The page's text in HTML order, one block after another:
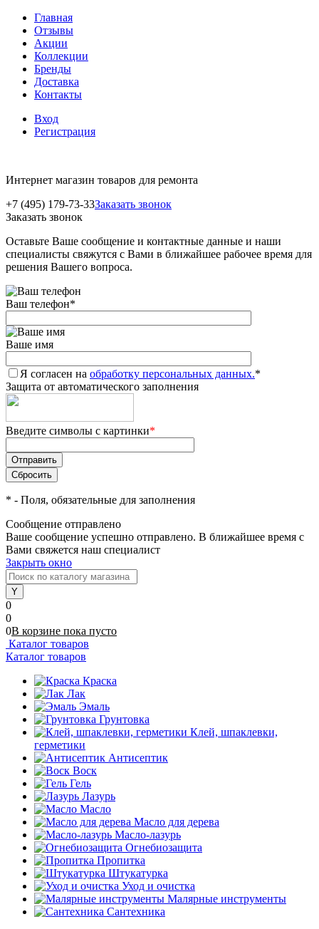
Главная
Отзывы
Акции
Коллекции
Бренды
Доставка
Контакты
Вход
Регистрация
Интернет магазин товаров для ремонта
+7 (495) 179-73-33Заказать звонок
Заказать звонок
Оставьте Ваше сообщение и контактные данные и наши
специалисты свяжутся с Вами в ближайшее рабочее время для
решения Вашего вопроса.
Ваш телефон*
Ваше имя
Я согласен на обработку персональных данных.*
Защита от автоматического заполнения
Введите символы с картинки*
* - Поля, обязательные для заполнения
Сообщение отправлено
Ваше сообщение успешно отправлено. В ближайшее время с
Вами свяжется наш специалист
Закрыть окно
0
0
0В корзине пока пусто
Каталог товаров
Каталог товаров
Краска
Лак
Эмаль
Грунтовка
Клей, шпаклевки,
герметики
Антисептик
Воск
Гель
Лазурь
Масло
Масло для дерева
Масло-лазурь
Огнебиозащита
Пропитка
Штукатурка
Уход и очистка
Малярные инструменты
Сантехника